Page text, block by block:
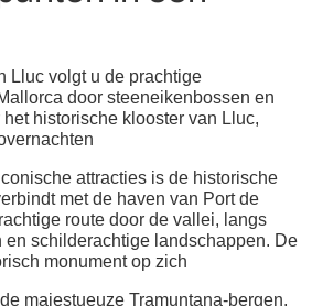
Lluc volgt u de prachtige
door steeneikenbossen en
historische klooster van Lluc,
attracties is de historische
met de haven van Port de
route door de vallei, langs
en schilderachtige landschappen. De
monument op zich
majestueuze Tramuntana-bergen,